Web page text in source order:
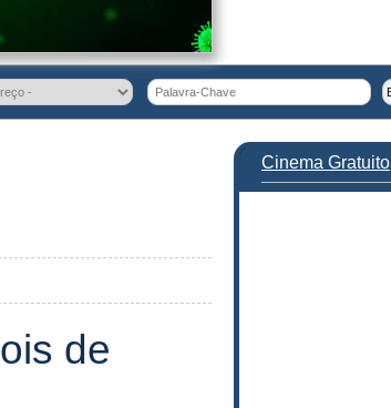
de
Cinema Gratuito